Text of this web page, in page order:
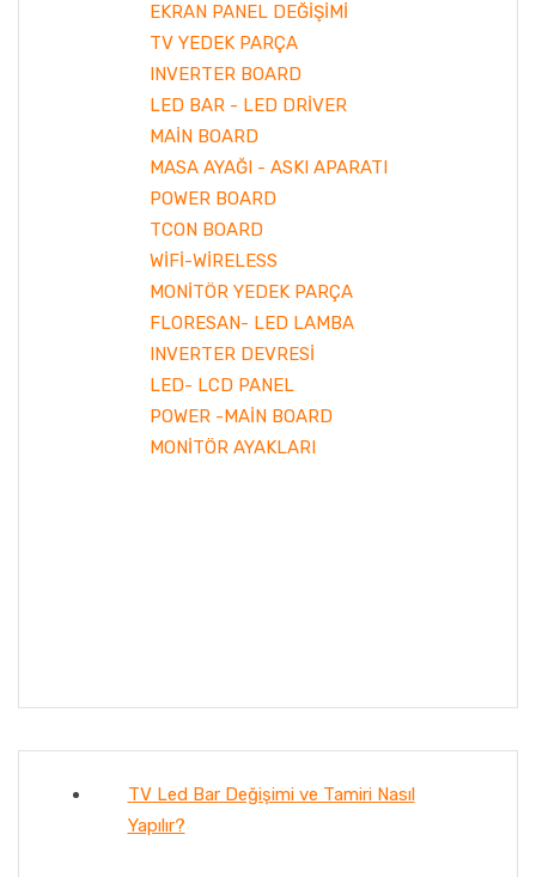
EKRAN PANEL DEĞİŞİMİ
TV YEDEK PARÇA
INVERTER BOARD
LED BAR - LED DRİVER
MAİN BOARD
MASA AYAĞI - ASKI APARATI
POWER BOARD
TCON BOARD
WİFİ-WİRELESS
MONİTÖR YEDEK PARÇA
FLORESAN- LED LAMBA
INVERTER DEVRESİ
LED- LCD PANEL
POWER -MAİN BOARD
MONİTÖR AYAKLARI
TV Led Bar Değişimi ve Tamiri Nasıl
Yapılır?